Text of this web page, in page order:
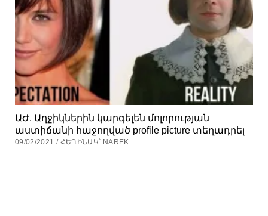
ԱԺ. Աղջիկներին կարգելեն մոլորության
աստիճանի հաջողված profile picture տեղադրել
09/02/2021 / ՀԵՂԻՆԱԿ՝ NAREK